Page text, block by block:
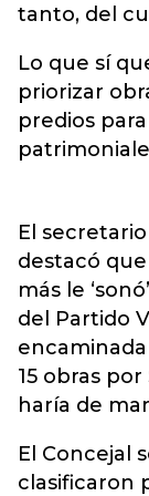
tanto, del
Lo que sí
priorizar
predios
El
destacó
más le
del Partido
15 obras
haría de
El Concejal
clasificaron